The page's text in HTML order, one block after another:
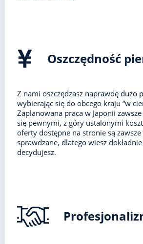
Oszczędność
Z nami oszczędzasz naprawdę dużo
wybierając się do obcego kraju “w
Zaplanowana praca w Japonii
się pewnymi, z góry ustalonymi
oferty dostępne na stronie są zawsze
sprawdzane, dlatego wiesz
decydujesz.